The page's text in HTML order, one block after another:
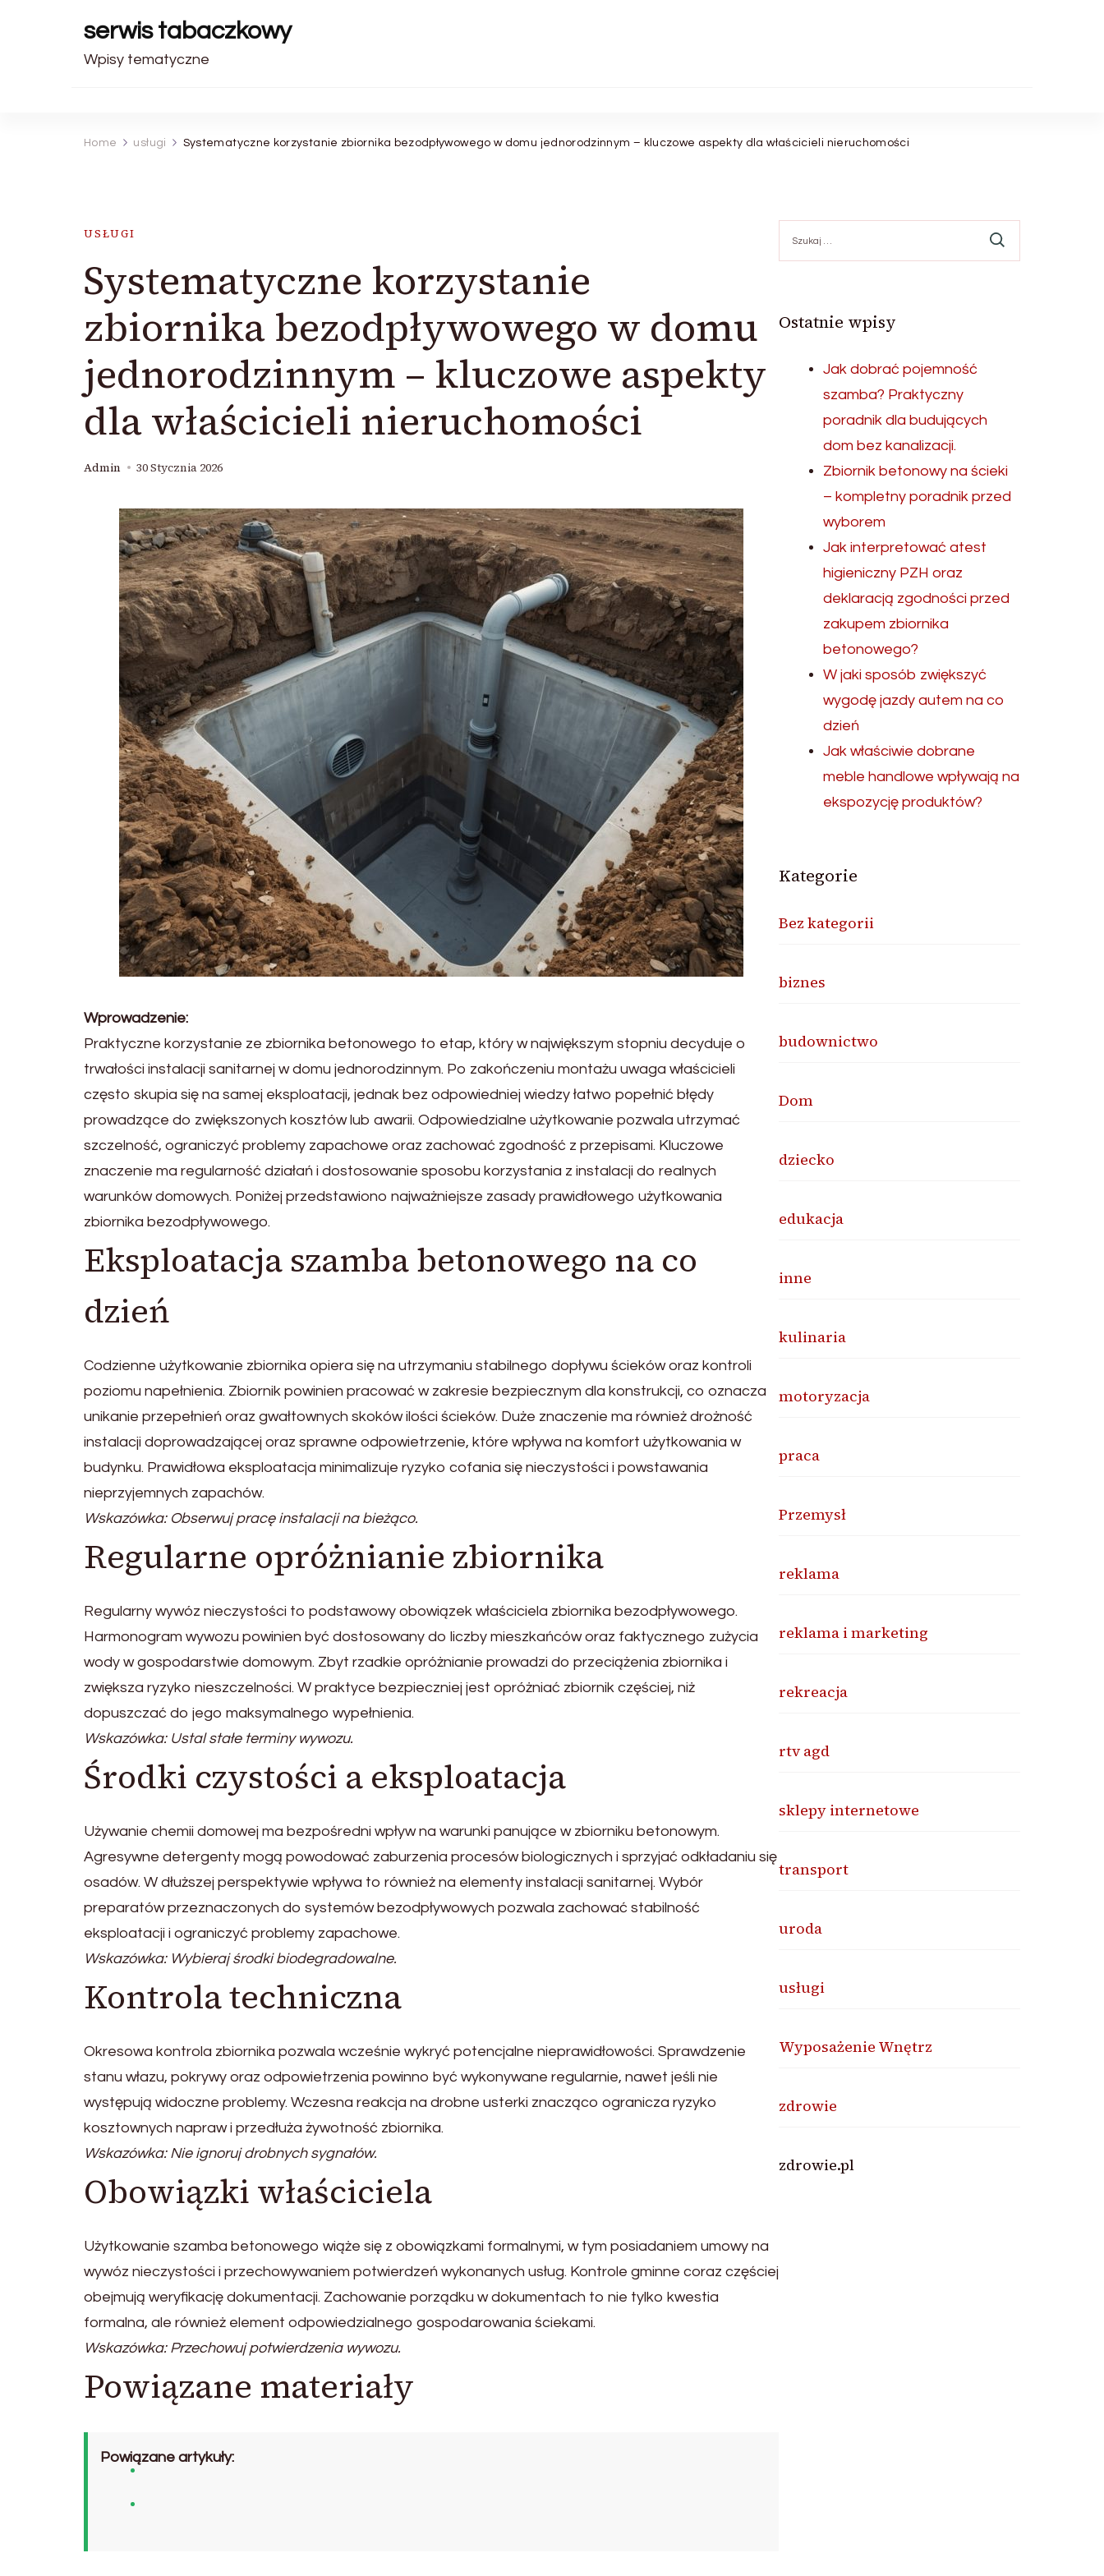
serwis tabaczkowy
Wpisy tematyczne
Home usługi Systematyczne korzystanie zbiornika bezodpływowego w domu jednorodzinnym – kluczowe aspekty dla właścicieli nieruchomości
USŁUGI
Systematyczne korzystanie
zbiornika bezodpływowego w domu
jednorodzinnym – kluczowe aspekty
dla właścicieli nieruchomości
Admin 30 Stycznia 2026
Wprowadzenie:
Praktyczne korzystanie ze zbiornika betonowego to etap, który w największym stopniu decyduje o
trwałości instalacji sanitarnej w domu jednorodzinnym. Po zakończeniu montażu uwaga właścicieli
często skupia się na samej eksploatacji, jednak bez odpowiedniej wiedzy łatwo popełnić błędy
prowadzące do zwiększonych kosztów lub awarii. Odpowiedzialne użytkowanie pozwala utrzymać
szczelność, ograniczyć problemy zapachowe oraz zachować zgodność z przepisami. Kluczowe
znaczenie ma regularność działań i dostosowanie sposobu korzystania z instalacji do realnych
warunków domowych. Poniżej przedstawiono najważniejsze zasady prawidłowego użytkowania
zbiornika bezodpływowego.
Eksploatacja szamba betonowego na co
dzień
Codzienne użytkowanie zbiornika opiera się na utrzymaniu stabilnego dopływu ścieków oraz kontroli
poziomu napełnienia. Zbiornik powinien pracować w zakresie bezpiecznym dla konstrukcji, co oznacza
unikanie przepełnień oraz gwałtownych skoków ilości ścieków. Duże znaczenie ma również drożność
instalacji doprowadzającej oraz sprawne odpowietrzenie, które wpływa na komfort użytkowania w
budynku. Prawidłowa eksploatacja minimalizuje ryzyko cofania się nieczystości i powstawania
nieprzyjemnych zapachów.
Wskazówka: Obserwuj pracę instalacji na bieżąco.
Regularne opróżnianie zbiornika
Regularny wywóz nieczystości to podstawowy obowiązek właściciela zbiornika bezodpływowego.
Harmonogram wywozu powinien być dostosowany do liczby mieszkańców oraz faktycznego zużycia
wody w gospodarstwie domowym. Zbyt rzadkie opróżnianie prowadzi do przeciążenia zbiornika i
zwiększa ryzyko nieszczelności. W praktyce bezpieczniej jest opróżniać zbiornik częściej, niż
dopuszczać do jego maksymalnego wypełnienia.
Wskazówka: Ustal stałe terminy wywozu.
Środki czystości a eksploatacja
Używanie chemii domowej ma bezpośredni wpływ na warunki panujące w zbiorniku betonowym.
Agresywne detergenty mogą powodować zaburzenia procesów biologicznych i sprzyjać odkładaniu się
osadów. W dłuższej perspektywie wpływa to również na elementy instalacji sanitarnej. Wybór
preparatów przeznaczonych do systemów bezodpływowych pozwala zachować stabilność
eksploatacji i ograniczyć problemy zapachowe.
Wskazówka: Wybieraj środki biodegradowalne.
Kontrola techniczna
Okresowa kontrola zbiornika pozwala wcześnie wykryć potencjalne nieprawidłowości. Sprawdzenie
stanu włazu, pokrywy oraz odpowietrzenia powinno być wykonywane regularnie, nawet jeśli nie
występują widoczne problemy. Wczesna reakcja na drobne usterki znacząco ogranicza ryzyko
kosztownych napraw i przedłuża żywotność zbiornika.
Wskazówka: Nie ignoruj drobnych sygnałów.
Obowiązki właściciela
Użytkowanie szamba betonowego wiąże się z obowiązkami formalnymi, w tym posiadaniem umowy na
wywóz nieczystości i przechowywaniem potwierdzeń wykonanych usług. Kontrole gminne coraz częściej
obejmują weryfikację dokumentacji. Zachowanie porządku w dokumentach to nie tylko kwestia
formalna, ale również element odpowiedzialnego gospodarowania ściekami.
Wskazówka: Przechowuj potwierdzenia wywozu.
Powiązane materiały
Powiązane artykuły:
Ostatnie wpisy
Jak dobrać pojemność
szamba? Praktyczny
poradnik dla budujących
dom bez kanalizacji.
Zbiornik betonowy na ścieki
– kompletny poradnik przed
wyborem
Jak interpretować atest
higieniczny PZH oraz
deklaracją zgodności przed
zakupem zbiornika
betonowego?
W jaki sposób zwiększyć
wygodę jazdy autem na co
dzień
Jak właściwie dobrane
meble handlowe wpływają na
ekspozycję produktów?
Kategorie
Bez kategorii
biznes
budownictwo
Dom
dziecko
edukacja
inne
kulinaria
motoryzacja
praca
Przemysł
reklama
reklama i marketing
rekreacja
rtv agd
sklepy internetowe
transport
uroda
usługi
Wyposażenie Wnętrz
zdrowie
zdrowie.pl